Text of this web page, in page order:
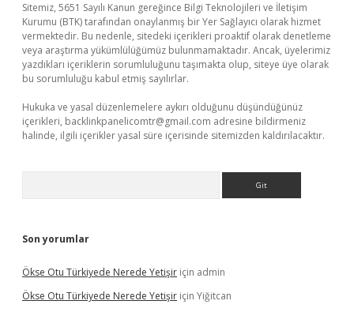
Sitemiz, 5651 Sayılı Kanun gereğince Bilgi Teknolojileri ve İletişim
Kurumu (BTK) tarafından onaylanmış bir Yer Sağlayıcı olarak hizmet
vermektedir. Bu nedenle, sitedeki içerikleri proaktif olarak denetleme
veya araştırma yükümlülüğümüz bulunmamaktadır. Ancak, üyelerimiz
yazdıkları içeriklerin sorumluluğunu taşımakta olup, siteye üye olarak
bu sorumluluğu kabul etmiş sayılırlar.
Hukuka ve yasal düzenlemelere aykırı olduğunu düşündüğünüz
içerikleri, backlinkpanelicomtr@gmail.com adresine bildirmeniz
halinde, ilgili içerikler yasal süre içerisinde sitemizden kaldırılacaktır.
Son yorumlar
Ökse Otu Türkiyede Nerede Yetişir için admin
Ökse Otu Türkiyede Nerede Yetişir için Yiğitcan